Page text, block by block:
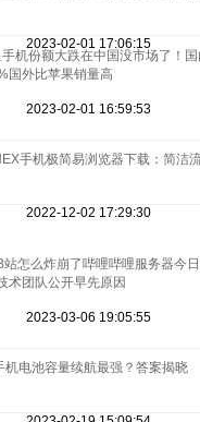
2023-02-01 17:06:15
手机份额大跌在中国没市场了！
国外比苹果销量高
2023-02-01 16:59:53
手机极简易浏览器下载：简洁
2022-12-02 17:29:30
站怎么炸崩了哔哩哔哩服务器今
术团队公开早先原因
2023-03-06 19:05:55
电池容量续航最强？答案揭晓